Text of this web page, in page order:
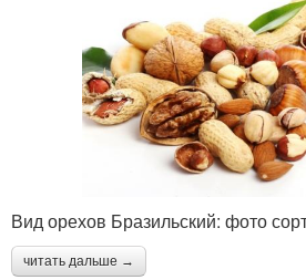
Вид орехов Бразильский: фото
читать дальше →